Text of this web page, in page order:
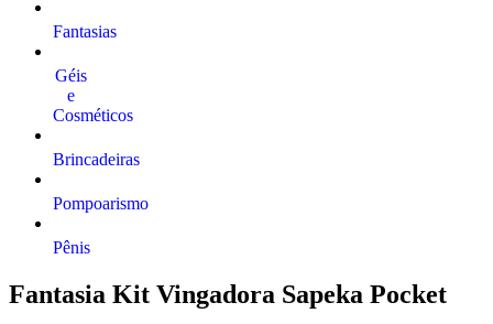
Fantasias
Géis
e
Cosméticos
Brincadeiras
Pompoarismo
Pênis
Fantasia Kit Vingadora Sapeka Pocket